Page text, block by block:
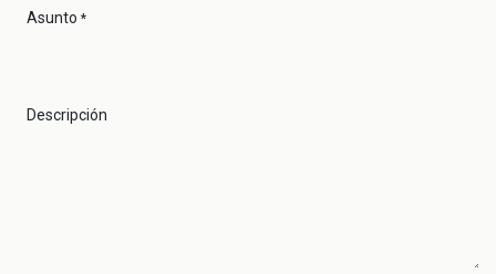
Asunto *
Descripción